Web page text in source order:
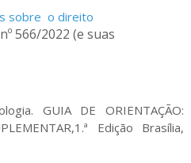
sobre o direito
566/2022 (e suas
GUIA DE ORIENTAÇÃO:
Edição Brasília,